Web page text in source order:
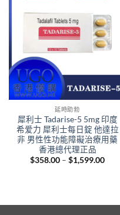
延時助勃
犀利士 Tadarise-5 5mg 印度
希爱力 犀利士每日錠 他達拉
非 男性性功能障礙治療用藥
香港總代理正品
$358.00 – $1,599.00Price